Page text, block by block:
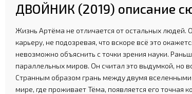
ДВОЙНИК (2019) описание
Жизнь Артёма не отличается от остальных людей.
карьеру, не подозревая, что вскоре всё это
невозможно объяснить с точки зрения науки.
параллельных миров. Он считал это выдумкой, но
Странным образом грань между двумя вселенными
мире, где проживает Тёма, появляется его точная